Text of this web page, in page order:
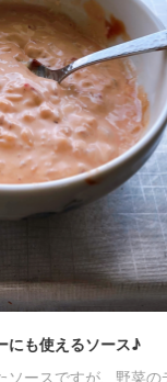
栄養満点
栄養価の
0